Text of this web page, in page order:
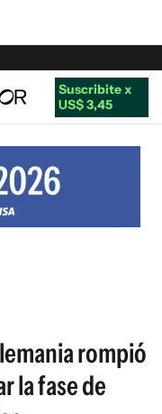
Suscribite x
US$ 3,45
rompió
la fase de